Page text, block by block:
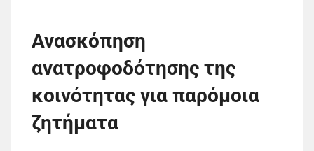
Ανασκόπηση
ανατροφοδότησης της
κοινότητας για παρόμοια
ζητήματα